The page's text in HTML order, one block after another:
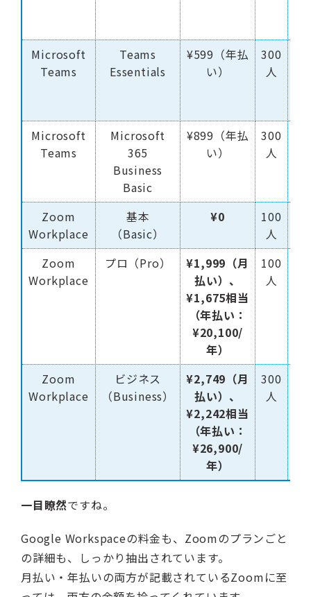
Microsoft
Teams
Teams
Essentials
¥599（年払
い）
300
人
Microsoft
Teams
Microsoft
365
Business
Basic
¥899（年払
い）
300
人
Zoom
Workplace
基本
（Basic）
¥0
100
人
Zoom
Workplace
プロ（Pro）
¥1,999（月
払い）、
¥1,675相当
（年払い：
¥20,100/
年）
100
人
Zoom
Workplace
ビジネス
（Business）
¥2,749（月
払い）、
¥2,242相当
（年払い：
¥26,900/
年）
300
人
一目瞭然ですね。
Google Workspaceの料金も、Zoomのプランごと
の詳細も、しっかり抽出されています。
月払い・年払いの両方が記載されているZoomに至